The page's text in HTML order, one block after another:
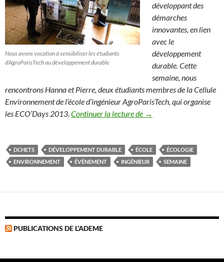
Nous avons vocation à sensibiliser les étudiants
d’AgroParisTech au développement durable
développant des
démarches
innovantes, en lien
avec le
développement
durable. Cette
semaine, nous
rencontrons Hanna et Pierre, deux étudiants membres de la Cellule
Environnement de l’école d’ingénieur AgroParisTech, qui organise
les ECO’Days 2013.Continuer la lecture de L’école d’ingénieur
→
DCHETS DÉVELOPPEMENT DURABLE ÉCOLE
ÉCOLOGIE
ENVIRONNEMENT
ÉVÈNEMENT INGÉNIEUR SEMAINE
PUBLICATIONS DE L’ADEME